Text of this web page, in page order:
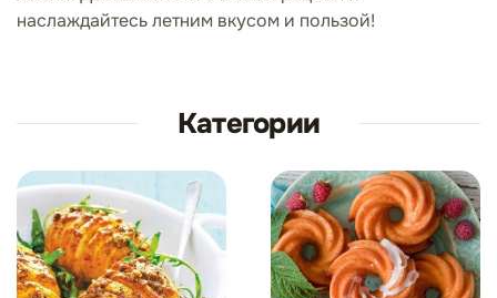
наслаждайтесь летним вкусом и пользой!
Категории